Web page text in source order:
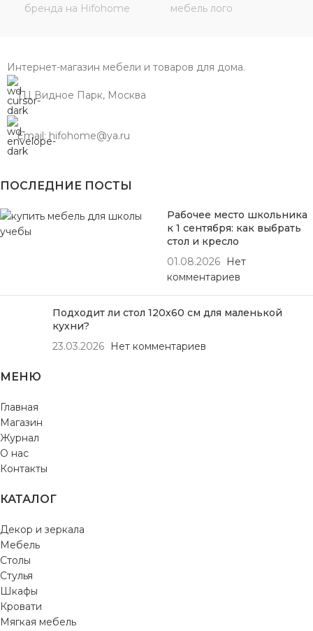
Интернет-магазин мебели и товаров для дома.
ТЦ Видное Парк, Москва
Email: hifohome@ya.ru
ПОСЛЕДНИЕ ПОСТЫ
Рабочее место школьника
к 1 сентября: как выбрать
стол и кресло
01.08.2026
Нет
комментариев
Подходит ли стол 120х60 см для маленькой
кухни?
23.03.2026
Нет комментариев
МЕНЮ
Главная
Магазин
Журнал
О нас
Контакты
КАТАЛОГ
Декор и зеркала
Мебель
Столы
Стулья
Шкафы
Кровати
Мягкая мебель